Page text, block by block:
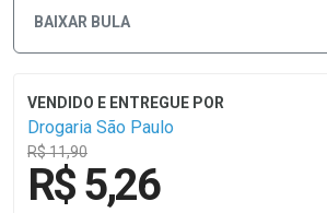
BAIXAR BULA
Drogaria São Paulo
R$ 11,90
R$ 5,26